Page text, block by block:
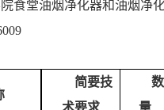
食堂油烟净化器和油烟净
简要技
术要求
数
量